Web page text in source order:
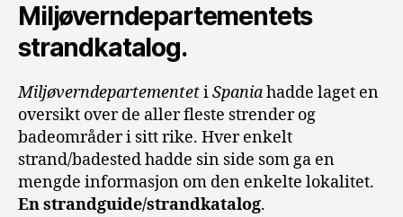
Miljøverndepartementets
strandkatalog.
MiljøverndepartementetiSpaniahadde laget en
oversikt over de aller fleste strender og
badeområder i sitt rike. Hver enkelt
strand/badested hadde sin side som ga en
mengde informasjon om den enkelte lokalitet.
En strandguide/strandkatalog.